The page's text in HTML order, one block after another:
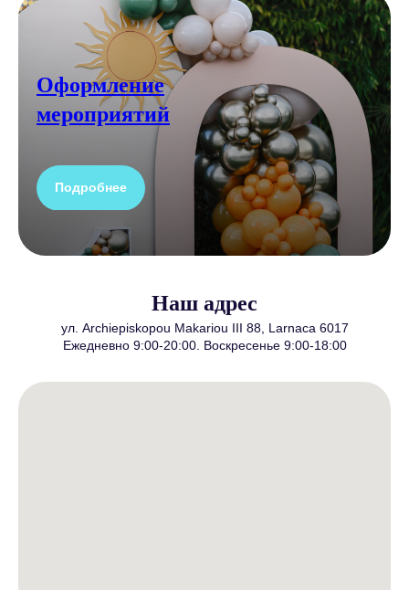
Оформление
мероприятий
Подробнее
Наш адрес
ул. Archiepiskopou Makariou III 88, Larnaca 6017
Ежедневно 9:00-20:00. Воскресенье 9:00-18:00